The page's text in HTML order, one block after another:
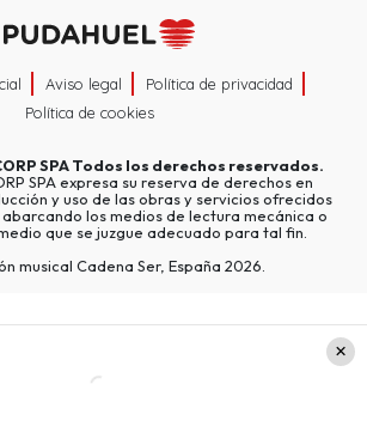
Aviso legal
Política de privacidad
Política de cookies
SPATodos los derechos reservados.
SPA expresa su reserva de derechos en
y uso de las obras y servicios ofrecidos
los medios de lectura mecánica o
que se juzgue adecuado para tal fin.
musical Cadena Ser, España 2026.